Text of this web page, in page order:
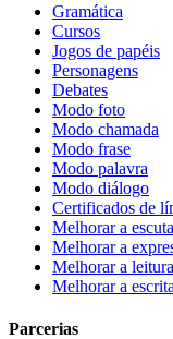
Gramática
Cursos
Jogos de papéis
Personagens
Debates
Modo foto
Modo chamada
Modo frase
Modo palavra
Modo diálogo
Certificados de
Melhorar a escuta
Melhorar a
Melhorar a leitura
Melhorar a escrita
Parcerias